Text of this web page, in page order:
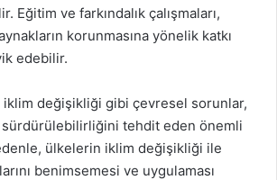
Eğitim ve farkındalık çalışmaları,
korunmasına yönelik katkı
edebilir.
iklim değişikliği gibi çevresel sorunlar,
sürdürülebilirliğini tehdit eden önemli
ülkelerin iklim değişikliği ile
benimsemesi ve uygulaması